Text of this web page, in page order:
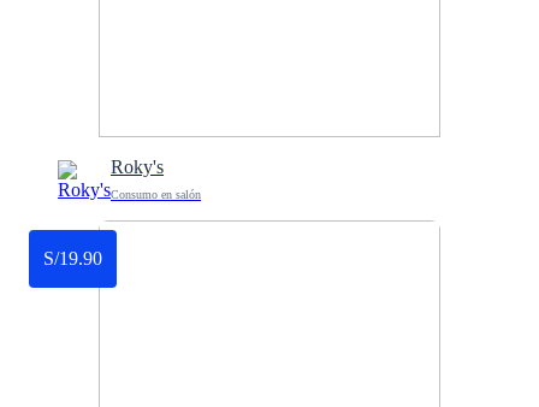
Roky's
Consumo en salón
S/19.90